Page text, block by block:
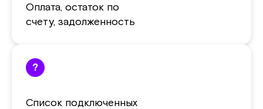
Оплата, остаток по
счету, задолженность
?
Список подключенных